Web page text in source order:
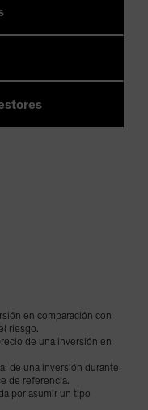
en comparación con
riesgo.
de una inversión en
de una inversión durante
de referencia.
por asumir un tipo